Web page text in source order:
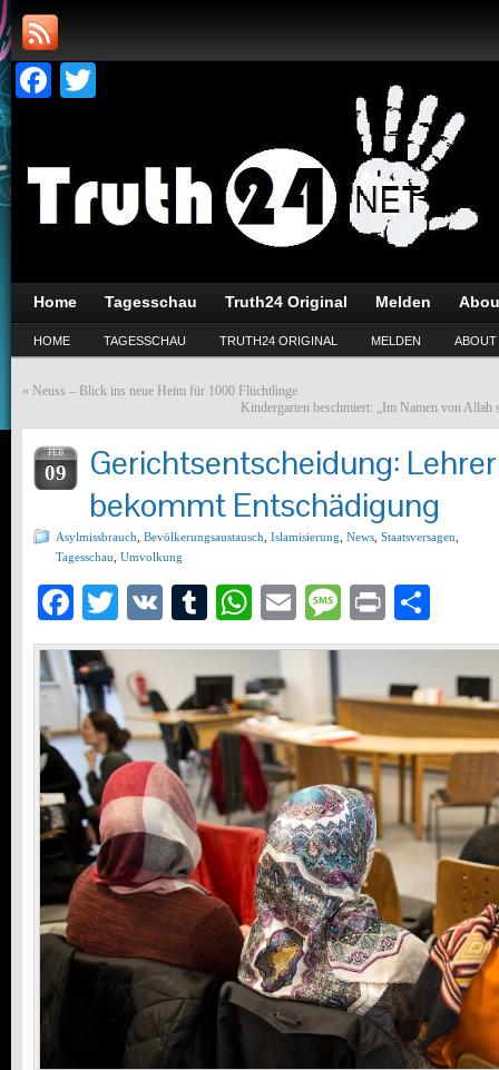
Facebook
Home Tagesschau Truth24 Original Melden
HOME TAGESSCHAU TRUTH24 ORIGINAL MELDEN ABOUT
« Neuss – Blick ins neue Heim für 1000 Flüchtlinge
Kindergarten beschmiert: „Im Namen von
FEB
09
Gerichtsentscheidung:
bekommt Entschädigung
Asylmissbrauch Bevölkerungsaustausch Islamisierung News Staatsversagen
Tagesschau Umvolkung
Facebook
Twitter
VK Tumblr
WhatsApp
EmailMessage
Print